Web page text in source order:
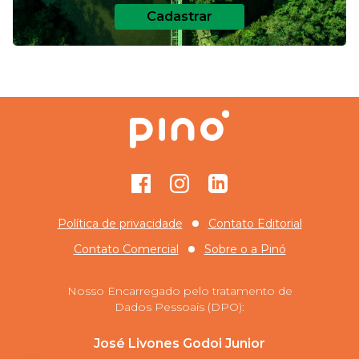
Cadastrar
FacebookInstagramGitHub
Política de privacidade
Contato Editorial
Contato Comercial
Sobre o a Pinó
Nosso Encarregado pelo tratamento de
Dados Pessoais (DPO):
José Livones Godoi Junior